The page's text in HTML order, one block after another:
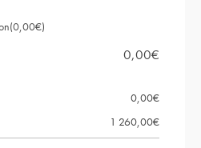
(0,00€)
0,00€
0,00€
1 260,00€